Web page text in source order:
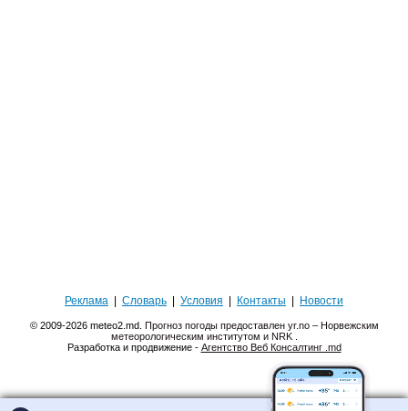
Реклама Словарь Условия Контакты Новости
© 2009-2026 meteo2.md. Прогноз погоды предоставлен yr.no – Норвежским
метеорологическим институтом и NRK
Разработка и продвижение - Агентство Веб Консалтинг .md